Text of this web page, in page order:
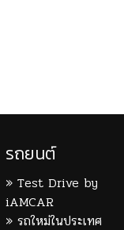
รถยนต์
Test Drive by
iAMCAR
รถใหม่ในประเทศ